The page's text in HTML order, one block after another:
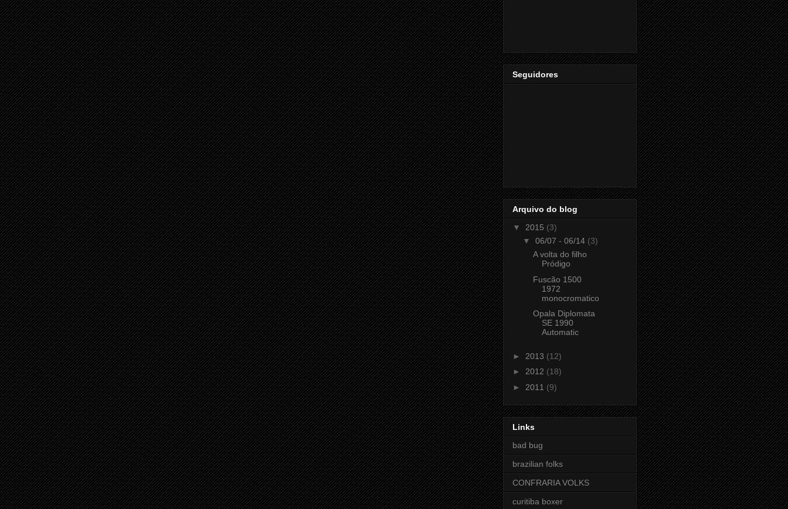
Seguidores
Arquivo do blog
▼ 2015 (3)
▼ 06/07 - 06/14 (3)
A volta do filho
Pródigo
Fuscão 1500
1972
monocromatico
Opala Diplomata
SE 1990
Automatic
► 2013 (12)
► 2012 (18)
► 2011 (9)
Links
bad bug
brazilian folks
CONFRARIA VOLKS
curitiba boxer